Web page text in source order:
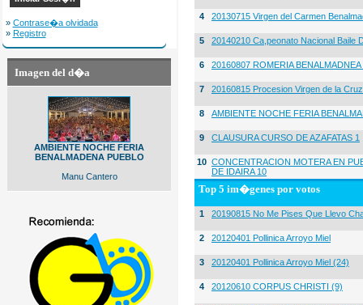
» Contrase�a olvidada
» Registro
Imagen del d�a
AMBIENTE NOCHE FERIA
BENALMADENA PUEBLO
Manu Cantero
4 20130715 Virgen del Carmen
5 20140210 Ca,peonato Nacional Baile
6 20160807 ROMERIA
7 20160815 Procesion Virgen de la
8 AMBIENTE NOCHE FERIA
9 CLAUSURA CURSO DE AZAFATAS 1
10 CONCENTRACION MOTERA EN
DE IDAIRA 10
Top 5 im�genes por votos
1 20190815 No Me Pises Que Llevo
2 20120401 Pollinica Arroyo Miel
3 20120401 Pollinica Arroyo Miel (24)
4 20120610 CORPUS CHRISTI (9)